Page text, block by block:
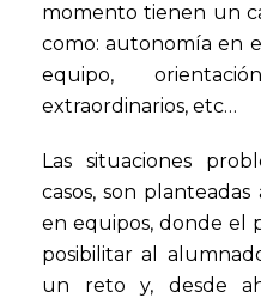
momento tienen un
como: autonomía en
equipo,
extraordinarios, etc…
Las situaciones
casos, son
en equipos, donde el
posibilitar al
un reto y, desde